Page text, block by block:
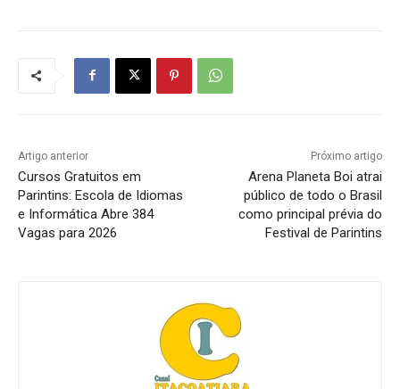
Artigo anterior
Cursos Gratuitos em
Parintins: Escola de Idiomas
e Informática Abre 384
Vagas para 2026
Próximo artigo
Arena Planeta Boi atrai
público de todo o Brasil
como principal prévia do
Festival de Parintins